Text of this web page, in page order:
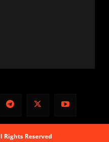
Reserved